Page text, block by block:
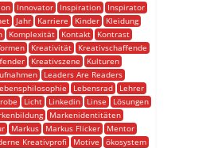
Innovator Inspiration
Inspirator
Jahr Karriere Kinder
Kleidung
Komplexität Kontakt
Kontrast
Kreativität
Kreativschaffende
Kreativszene
Kulturen
Leaders Are Readers
Lebensrad
Lehrer
Licht Linkedin Linse
Lösungen
Markenidentitäten
Markus Markus Flicker
Mentor
Kreativprofi Motive
ökosystem